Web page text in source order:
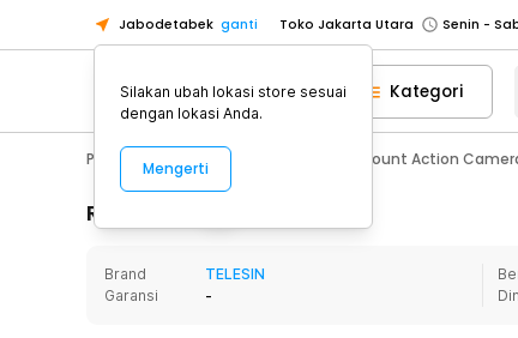
Jabodetabek ganti Toko Jakarta Utara
Toko Tangerang
Toko Cikupa
Pick n Go Jakarta Barat
Senin
Pick n Go Bekasi
Senin -
Senin -
Senin -
Senin -
Kategori
Photography Action Camera Mount Action
Rincian Produk
Brand
TELESIN
Garansi
-
Silakan ubah lokasi store sesuai
dengan lokasi Anda.
Mengerti